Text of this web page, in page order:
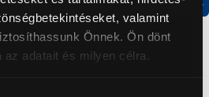
valamint
Önnek. Ön dönt
adatait és milyen célra.